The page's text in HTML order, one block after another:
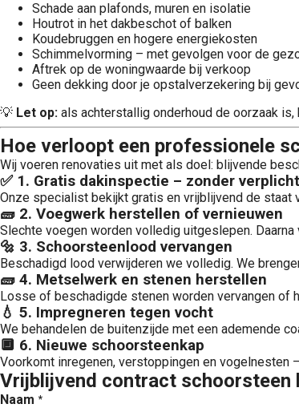
Schade aan plafonds, muren en isolatie
Houtrot in het dakbeschot of balken
Koudebruggen en hogere energiekosten
Schimmelvorming – met gevolgen voor de
Aftrek op de woningwaarde bij verkoop
Geen dekking door je opstalverzekering bij
💡 Let op: als achterstallig onderhoud de oorzaak
Hoe verloopt een professionele
Wij voeren renovaties uit met als doel: blijvende
✅ 1. Gratis dakinspectie – zonder
Onze specialist bekijkt gratis en vrijblijvend de staat
🧱 2. Voegwerk herstellen of vernieuwen
Slechte voegen worden volledig uitgeslepen.
🔩 3. Schoorsteenlood vervangen
Beschadigd lood verwijderen we volledig. We
🧱 4. Metselwerk en stenen herstellen
Losse of beschadigde stenen worden vervangen of
💧 5. Impregneren tegen vocht
We behandelen de buitenzijde met een ademende
🔲 6. Nieuwe schoorsteenkap
Voorkomt inregenen, verstoppingen en vogelnesten
Vrijblijvend contract schoorsteen
Naam *